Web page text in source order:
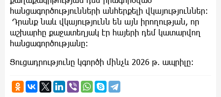
հանցագործությունների անհերքելի վկայություններ:
Դրանք նաև վկայությունն են այն իրողության, որ
աշխարհը քաջատեղյակ էր հայերի դեմ կատարվող
հանցագործությանը:
Ցուցադրությունը կգործի մինչև 2026 թ. ապրիլը: